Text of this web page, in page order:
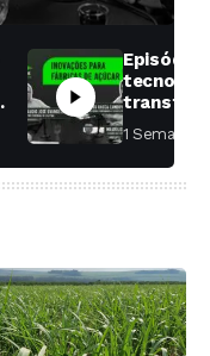
Episódio
fábricas
1 Semana ⁮